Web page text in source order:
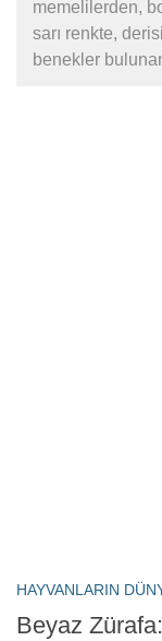
memelilerden,
sarı renkte,
benekler
HAYVANLARIN
Beyaz